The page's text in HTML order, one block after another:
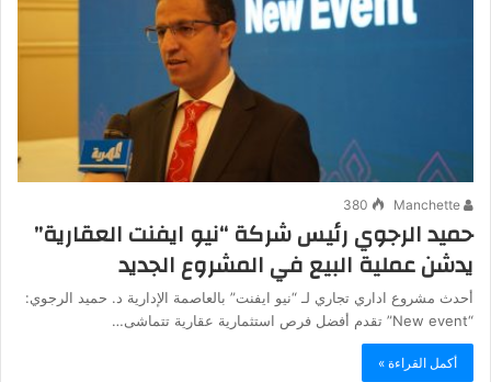
380
حميد الرجوي رئيس شركة “نيو ايفنت العقارية”
يدشن عملية البيع في المشروع الجديد
أحدث مشروع اداري تجاري لـ “نيو ايفنت” بالعاصمة الإدارية د. حميد الرجوي:
“New event” تقدم أفضل فرص استثمارية عقارية تتماشى…
أكمل القراءة »